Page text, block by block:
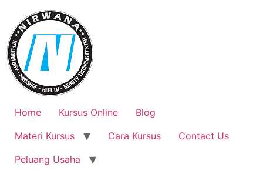
content
Home Kursus Online
Blog
Materi Kursus
Cara Kursus
Contact Us
Peluang Usaha